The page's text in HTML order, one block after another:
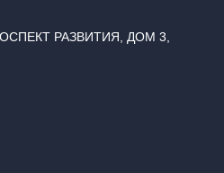
РАЗВИТИЯ, ДОМ 3,